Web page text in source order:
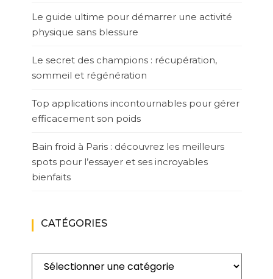
Le guide ultime pour démarrer une activité
physique sans blessure
Le secret des champions : récupération,
sommeil et régénération
Top applications incontournables pour gérer
efficacement son poids
Bain froid à Paris : découvrez les meilleurs
spots pour l’essayer et ses incroyables
bienfaits
CATÉGORIES
Catégories